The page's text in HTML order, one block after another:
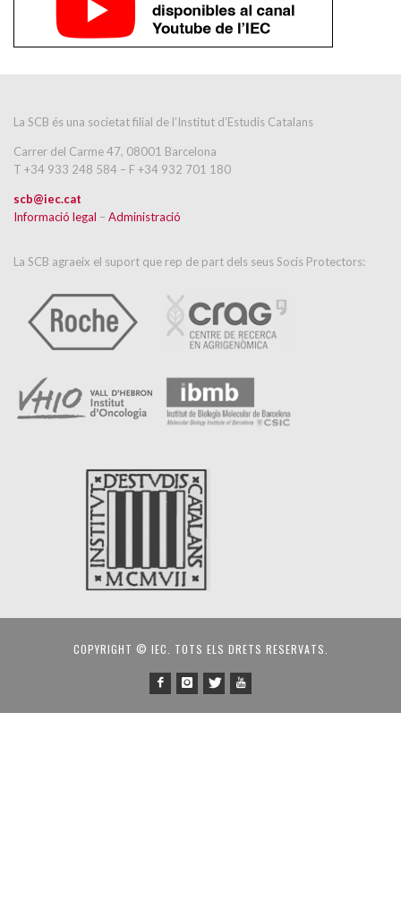
La SCB és una societat filial de l’Institut d’Estudis Catalans
Carrer del Carme 47, 08001 Barcelona
T +34 933 248 584 – F +34 932 701 180
scb@iec.cat
Informació legal – Administració
La SCB agraeix el suport que rep de part dels seus Socis Protectors:
COPYRIGHT © IEC. TOTS ELS DRETS RESERVATS.